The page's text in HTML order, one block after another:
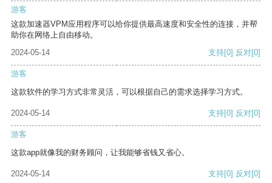
游客
这款加速器VPM应用程序可以给你提供最高速度和安全性的连接，并帮
助你在网络上自由移动。
2024-05-14
支持[0] 反对[0]
游客
这款软件的学习方式非常灵活，可以根据自己的需求选择学习方式。
2024-05-14 支持[0] 反对[0]
游客
这款app就像我的财务顾问，让我能够省钱又省心。
2024-05-14 支持[0] 反对[0]